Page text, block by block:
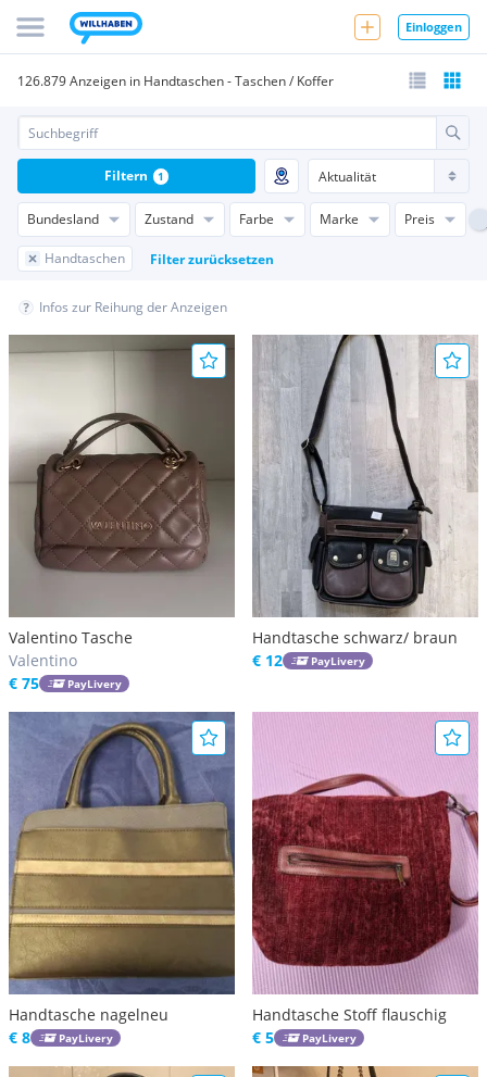
Einloggen
126.879 Anzeigen in Handtaschen - Taschen / Koffer
Bundesland Zustand Farbe Marke Preis
Handtaschen Filter zurücksetzen
Filtern 1
Infos zur Reihung der Anzeigen
Valentino Tasche
Valentino
€ 75
PayLivery
Handtasche schwarz/ braun
€ 12
PayLivery
Handtasche nagelneu
€ 8
PayLivery
Handtasche Stoff flauschig
€ 5
PayLivery